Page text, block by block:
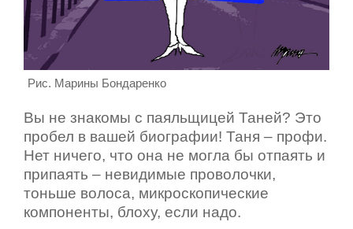
Рис. Марины Бондаренко
Вы не знакомы с паяльщицей Таней? Это
пробел в вашей биографии! Таня – профи.
Нет ничего, что она не могла бы отпаять и
припаять – невидимые проволочки,
тоньше волоса, микроскопические
компоненты, блоху, если надо.